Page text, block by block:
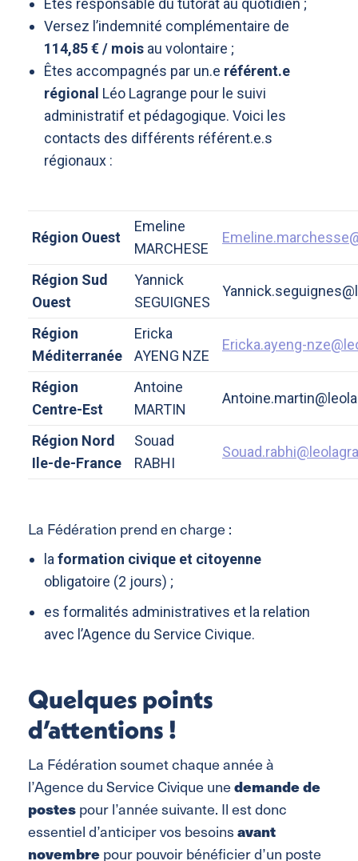
Versez l’indemnité complémentaire de
114,85 € / mois au volontaire ;
Êtes accompagnés par un.e référent.e
régional Léo Lagrange pour le suivi
administratif et pédagogique. Voici les
contacts des différents référent.e.s
régionaux :
Région Ouest
Emeline
MARCHESE
Région Sud
Ouest
Yannick
SEGUIGNES
Région
Méditerranée
Ericka
AYENG NZE
Ericka.ayeng-
Région
Centre-Est
Antoine
MARTIN
Région Nord
Ile-de-France
Souad
RABHI
La Fédération prend en charge :
la formation civique et citoyenne
obligatoire (2 jours) ;
es formalités administratives et la relation
avec l’Agence du Service Civique.
Quelques points
d’attentions !
La Fédération soumet chaque année à
l’Agence du Service Civique unedemande de
postes pour l’année suivante. Il est donc
essentiel d’anticiper vos besoins avant
novembre pour pouvoir bénéficier d’un poste